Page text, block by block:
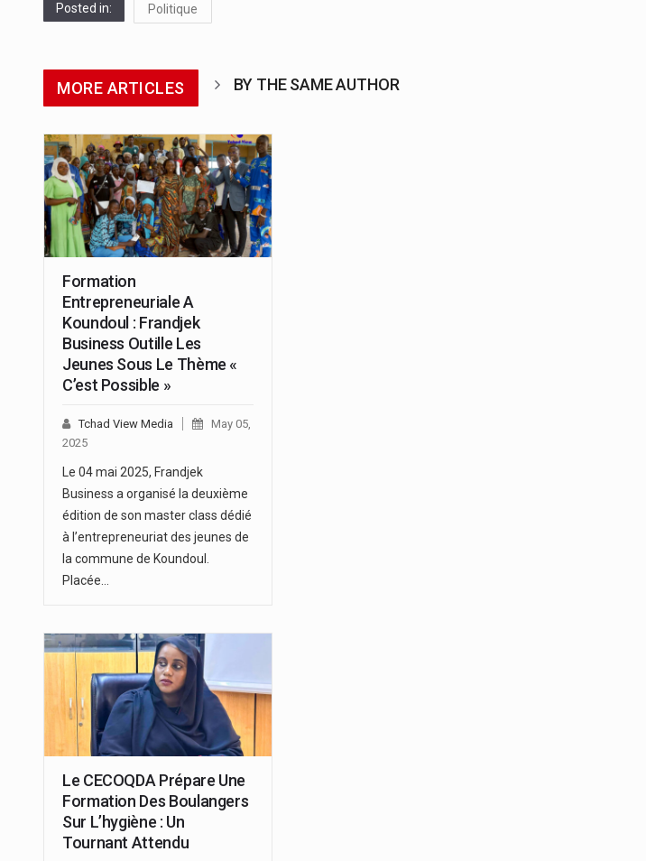
Posted in: Politique
MORE ARTICLES BY THE SAME AUTHOR
Formation
Entrepreneuriale A
Koundoul : Frandjek
Business Outille Les
Jeunes Sous Le Thème «
C’est Possible »
Tchad View Media
May 05,
2025
Le 04 mai 2025, Frandjek
Business a organisé la deuxième
édition de son master class dédié
à l’entrepreneuriat des jeunes de
la commune de Koundoul.
Placée…
Le CECOQDA Prépare Une
Formation Des Boulangers
Sur L’hygiène : Un
Tournant Attendu